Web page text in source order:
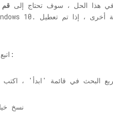
هذا الحل ، سوف تحتاج إلى
اتبع هذه الخطوات:
البحث في قائمة 'ابدأ' ، اكتب